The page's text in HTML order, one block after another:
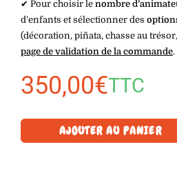
✔︎ Pour choisir le nombre
d’enfants et sélectionner des
(décoration, piñata, chasse au
page de validation de la commande.
350,00€TTC
AJOUTER AU PANIER